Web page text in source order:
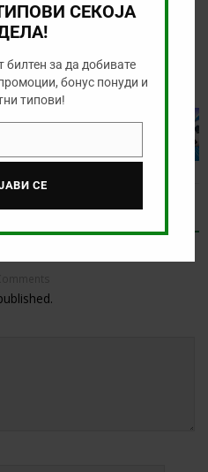
натпреварот Валенсија –
анализа и предлог
СЕКОЈА
билтен за да добивате
бонус понуди и
типови!
СЕ